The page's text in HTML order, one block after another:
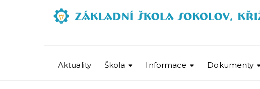
Aktuality Škola Informace Dokumenty